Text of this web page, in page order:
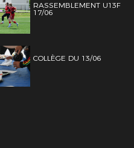
RASSEMBLEMENT U13F
17/06
COLLÈGE DU 13/06